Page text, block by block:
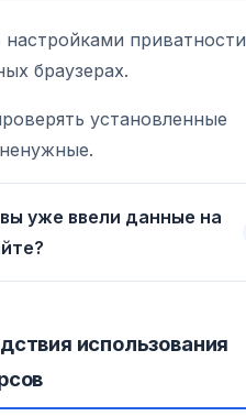
настройками приватности
браузерах.
установленные
уже ввели данные на
использования